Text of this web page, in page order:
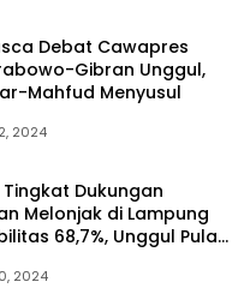
Debat Cawapres
Gibran Unggul,
Mahfud Menyusul
2024
Tingkat Dukungan
Melonjak di Lampung
68,7%, Unggul Pula
Sulut, dan Sulsel
2024